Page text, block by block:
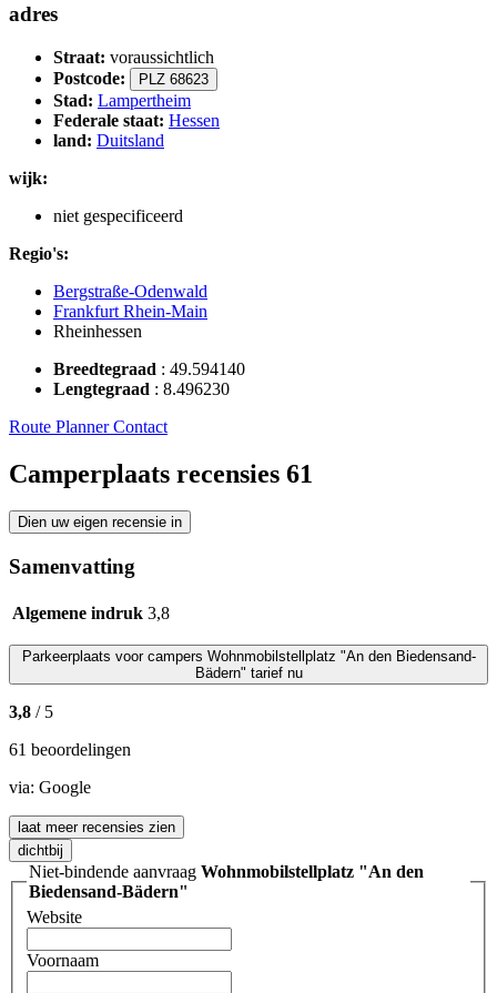
adres
Straat: voraussichtlich
Postcode:
PLZ 68623
Stad: Lampertheim
Federale staat: Hessen
land: Duitsland
wijk:
niet gespecificeerd
Regio's:
Bergstraße-Odenwald
Frankfurt Rhein-Main
Rheinhessen
Breedtegraad : 49.594140
Lengtegraad : 8.496230
Route PlannerContact
Camperplaats recensies 61
Dien uw eigen recensie in
Samenvatting
Algemene indruk 3,8
Parkeerplaats voor campers Wohnmobilstellplatz "An den Biedensand-
Bädern" tarief nu
3,8 / 5
61 beoordelingen
via: Google
laat meer recensies zien
dichtbij
Niet-bindende aanvraag Wohnmobilstellplatz "An den
Biedensand-Bädern"
Website
Voornaam